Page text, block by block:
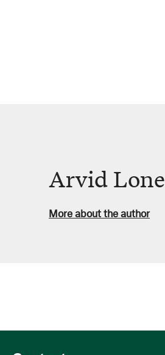
Arvid Lone
More about the author